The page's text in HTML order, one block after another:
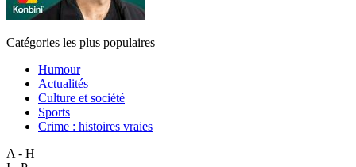
Catégories les plus populaires
Humour
Actualités
Culture et société
Sports
Crime : histoires vraies
A - H